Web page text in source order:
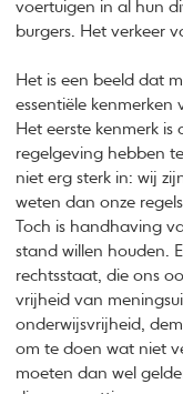
voertuigen in al hun
burgers. Het verkeer
Het is een beeld dat
essentiële kenmerken
Het eerste kenmerk
regelgeving hebben
niet erg sterk in: wij
weten dan onze
Toch is handhaving
stand willen houden.
rechtsstaat, die ons
vrijheid van
onderwijsvrijheid,
om te doen wat niet
moeten dan wel